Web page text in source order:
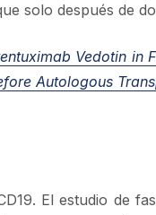
solo después de
Vedotin in
Autologous
El estudio de